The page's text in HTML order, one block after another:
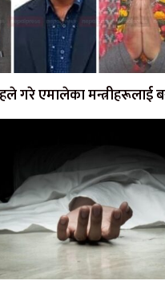
गरे एमालेका मन्त्रीहरूलाई